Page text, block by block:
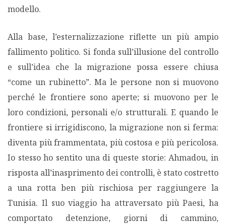
modello.
Alla base, l’esternalizzazione riflette un più ampio
fallimento politico. Si fonda sull’illusione del controllo
e sull’idea che la migrazione possa essere chiusa
“come un rubinetto”. Ma le persone non si muovono
perché le frontiere sono aperte; si muovono per le
loro condizioni, personali e/o strutturali. E quando le
frontiere si irrigidiscono, la migrazione non si ferma:
diventa più frammentata, più costosa e più pericolosa.
Io stesso ho sentito una di queste storie: Ahmadou, in
risposta all’inasprimento dei controlli, è stato costretto
a una rotta ben più rischiosa per raggiungere la
Tunisia. Il suo viaggio ha attraversato più Paesi, ha
comportato detenzione, giorni di cammino,